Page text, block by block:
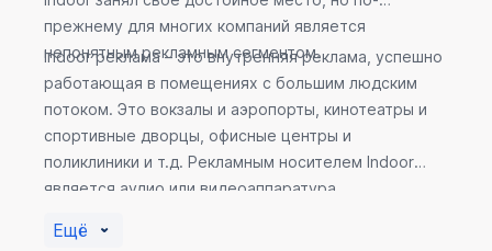
прежнему для многих компаний является
непонятным рекламным сегментом.
Indoor реклама – это внутренняя реклама, успешно
работающая в помещениях с большим людским
потоком. Это вокзалы и аэропорты, кинотеатры и
спортивные дворцы, офисные центры и
поликлиники и т.д. Рекламным носителем Indoor
является аудио или видеоаппаратура,
эффективность приносит такой вид рекламы в
Ещё